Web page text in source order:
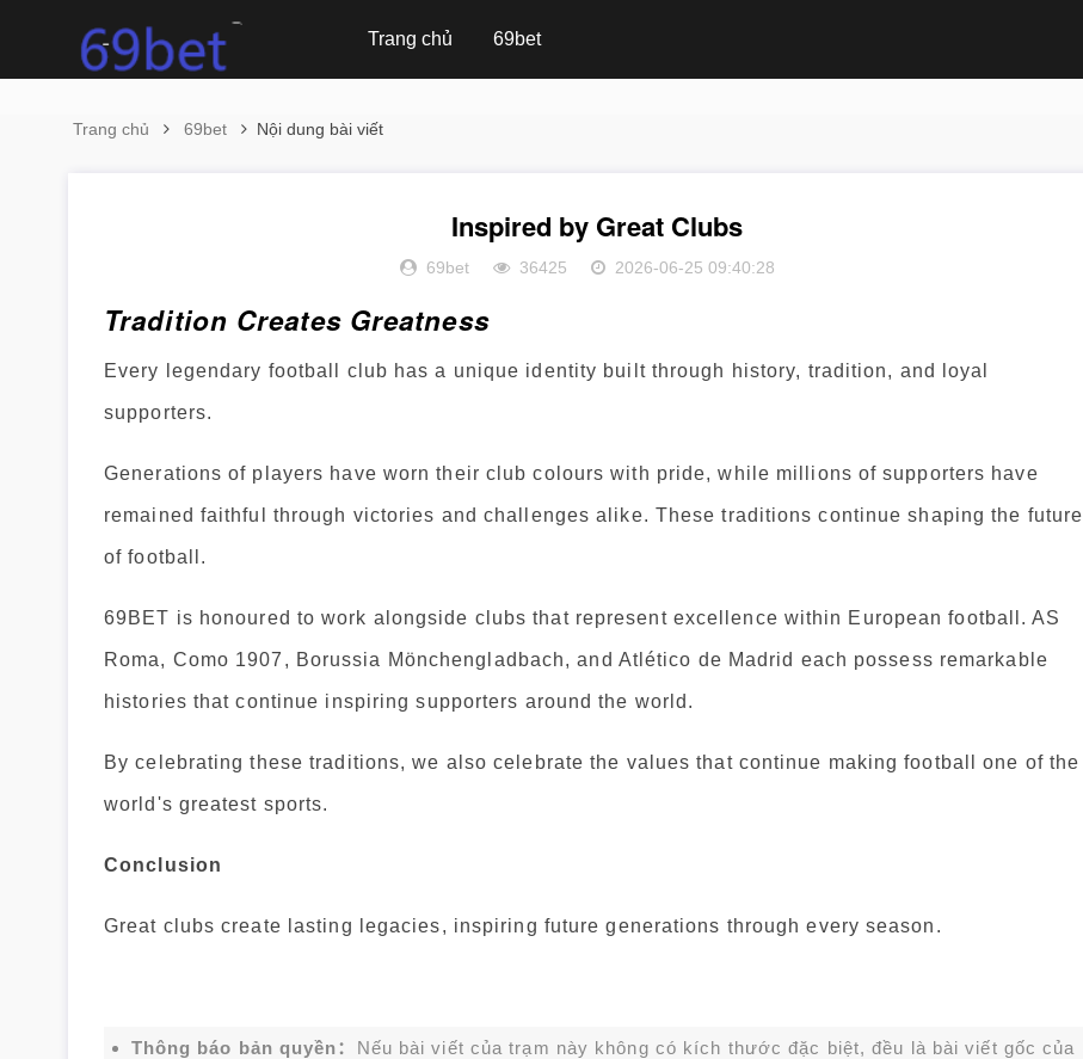
Trang chủ 69bet
Trang chủ 69bet Nội dung bài viết
Inspired by Great Clubs
69bet 36425 2026-06-25 09:40:28
Tradition Creates Greatness
Every legendary football club has a unique identity built through history, tradition, and loyal
supporters.
Generations of players have worn their club colours with pride, while millions of supporters have
remained faithful through victories and challenges alike. These traditions continue shaping the future
of football.
69BET is honoured to work alongside clubs that represent excellence within European football. AS
Roma, Como 1907, Borussia Mönchengladbach, and Atlético de Madrid each possess remarkable
histories that continue inspiring supporters around the world.
By celebrating these traditions, we also celebrate the values that continue making football one of the
world's greatest sports.
Conclusion
Great clubs create lasting legacies, inspiring future generations through every season.
Thông báo bản quyền： Nếu bài viết của trạm này không có kích thước đặc biệt, đều là bài viết gốc của